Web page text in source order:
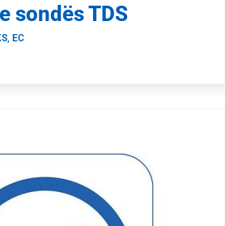
sondës TDS
EC